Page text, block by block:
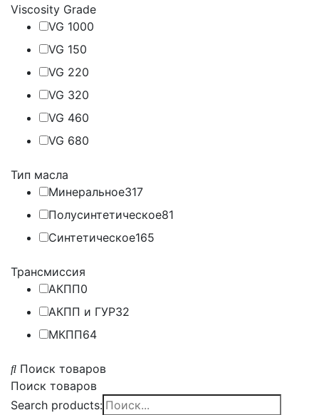
Viscosity Grade
VG 1000
VG 150
VG 220
VG 320
VG 460
VG 680
Тип масла
Минеральное317
Полусинтетическое81
Синтетическое165
Трансмиссия
АКПП0
АКПП и ГУР32
МКПП64
Поиск товаров
Поиск товаров
Search products: